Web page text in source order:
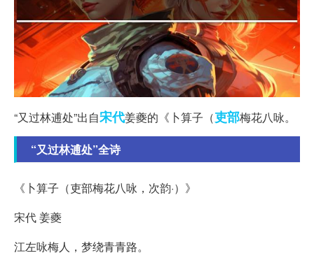
“又过林逋处”出自宋代姜夔的《卜算子（吏部梅花八咏。
“又过林逋处”全诗
《卜算子（吏部梅花八咏，次韵·）》
宋代 姜夔
江左咏梅人，梦绕青青路。